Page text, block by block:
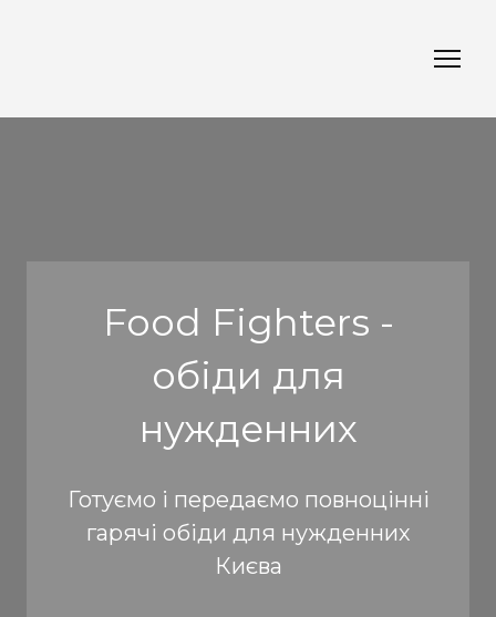
Food Fighters -
обіди для
нужденних
Готуємо і передаємо повноцінні
гарячі обіди для нужденних
Києва